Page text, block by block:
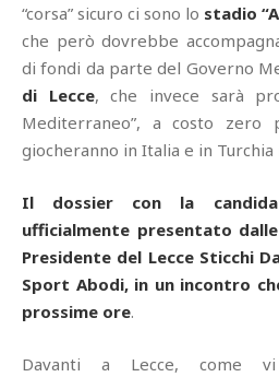
“corsa” sicuro ci sono lo stadio
che però dovrebbe
di fondi da parte del Governo
di Lecce, che invece sarà
Mediterraneo”, a costo
giocheranno in Italia e in
Il dossier con la
ufficialmente presentato
Presidente del Lecce Sticchi
Sport Abodi, in un incontro
prossime ore.
Davanti a Lecce, come